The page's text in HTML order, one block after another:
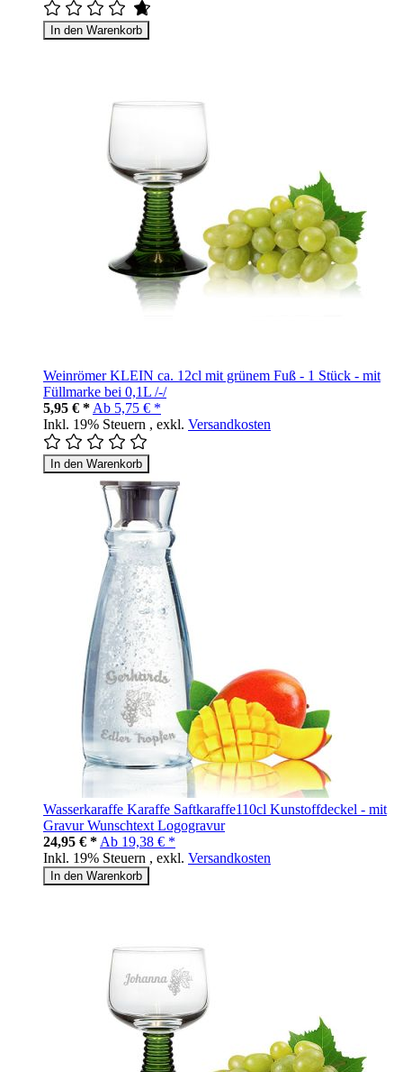
In den Warenkorb
Weinrömer KLEIN ca. 12cl mit grünem Fuß - 1 Stück - mit
Füllmarke bei 0,1L /-/
5,95 € * Ab 5,75 € *
Inkl. 19% Steuern , exkl. Versandkosten
In den Warenkorb
Wasserkaraffe Karaffe Saftkaraffe110cl Kunstoffdeckel - mit
Gravur Wunschtext Logogravur
24,95 € * Ab 19,38 € *
Inkl. 19% Steuern , exkl. Versandkosten
In den Warenkorb